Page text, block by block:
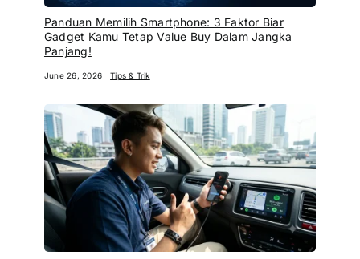
Panduan Memilih Smartphone: 3 Faktor Biar
Gadget Kamu Tetap Value Buy Dalam Jangka
Panjang!
June 26, 2026 Tips & Trik